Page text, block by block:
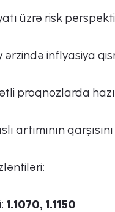
üzrə risk
ərzində inflyasiya
proqnozlarda
artımının
1.1070, 1.1150